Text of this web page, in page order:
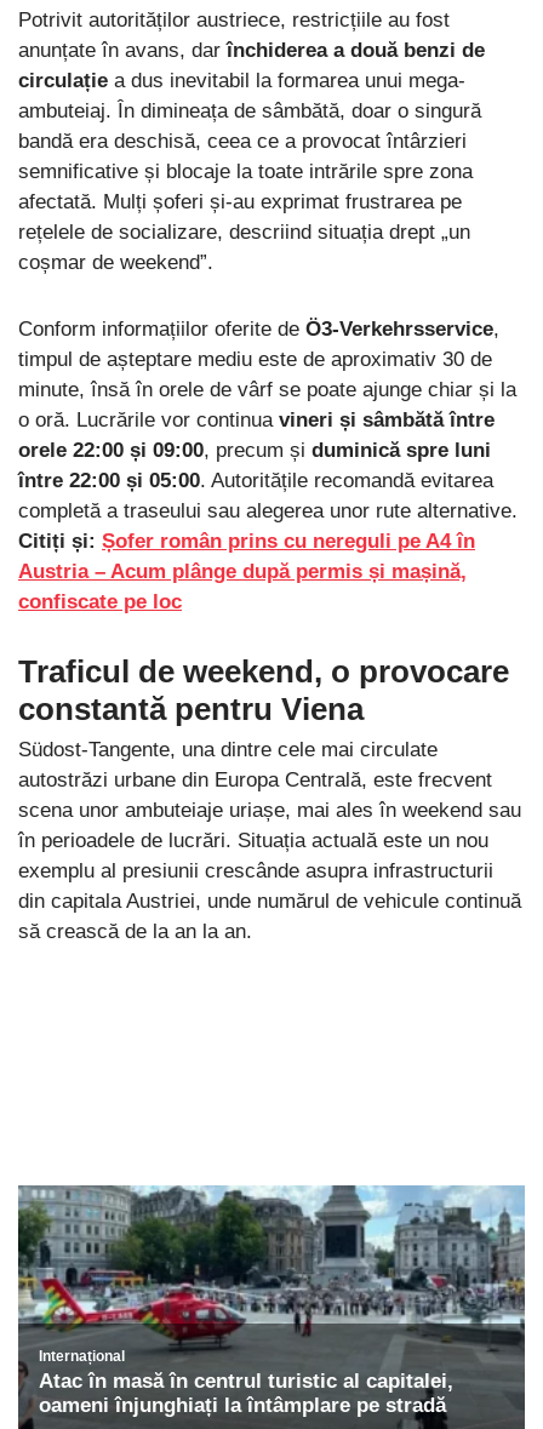
Potrivit autorităților austriece, restricțiile au fost
anunțate în avans, darînchiderea a două benzi de
circulație a dus inevitabil la formarea unui mega-
ambuteiaj. În dimineața de sâmbătă, doar o singură
bandă era deschisă, ceea ce a provocat întârzieri
semnificative și blocaje la toate intrările spre zona
afectată. Mulți șoferi și-au exprimat frustrarea pe
rețelele de socializare, descriind situația drept „un
coșmar de weekend”.
Conform informațiilor oferite de Ö3-Verkehrsservice,
timpul de așteptare mediu este de aproximativ 30 de
minute, însă în orele de vârf se poate ajunge chiar și la
o oră. Lucrările vor continua vineri și sâmbătă între
orele 22:00 și 09:00, precum și duminică spre luni
între 22:00 și 05:00. Autoritățile recomandă evitarea
completă a traseului sau alegerea unor rute alternative.
Citiți și: Șofer român prins cu nereguli pe A4 în
Austria – Acum plânge după permis și mașină,
confiscate pe loc
Traficul de weekend, o provocare
constantă pentru Viena
Südost-Tangente, una dintre cele mai circulate
autostrăzi urbane din Europa Centrală, este frecvent
scena unor ambuteiaje uriașe, mai ales în weekend sau
în perioadele de lucrări. Situația actuală este un nou
exemplu al presiunii crescânde asupra infrastructurii
din capitala Austriei, unde numărul de vehicule continuă
să crească de la an la an.